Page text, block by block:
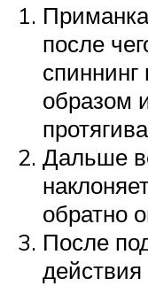
после
образом
Дальше
обратно
После
действия